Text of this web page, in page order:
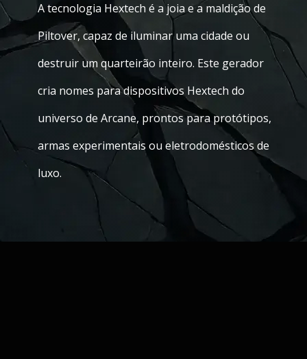
A tecnologia Hextech é a joia e a maldição de
Piltover, capaz de iluminar uma cidade ou
destruir um quarteirão inteiro. Este gerador
cria nomes para dispositivos Hextech do
universo de Arcane, prontos para protótipos,
armas experimentais ou eletrodomésticos de
luxo.